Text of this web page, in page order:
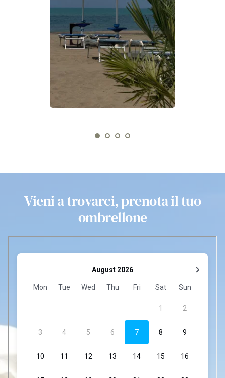
Vieni a trovarci, prenota il tuo
ombrellone